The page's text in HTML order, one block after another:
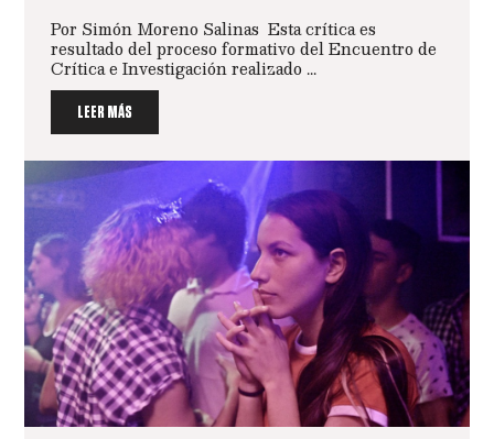
Por Simón Moreno Salinas Esta crítica es
resultado del proceso formativo del Encuentro de
Crítica e Investigación realizado ...
LEER MÁS